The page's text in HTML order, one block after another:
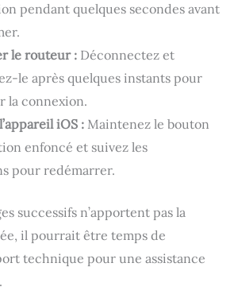
pendant quelques secondes avant
le routeur : Déconnectez et
le après quelques instants pour
la connexion.
iOS : Maintenez le bouton
enfoncé et suivez les
pour redémarrer.
successifs n’apportent pas la
il pourrait être temps de
technique pour une assistance